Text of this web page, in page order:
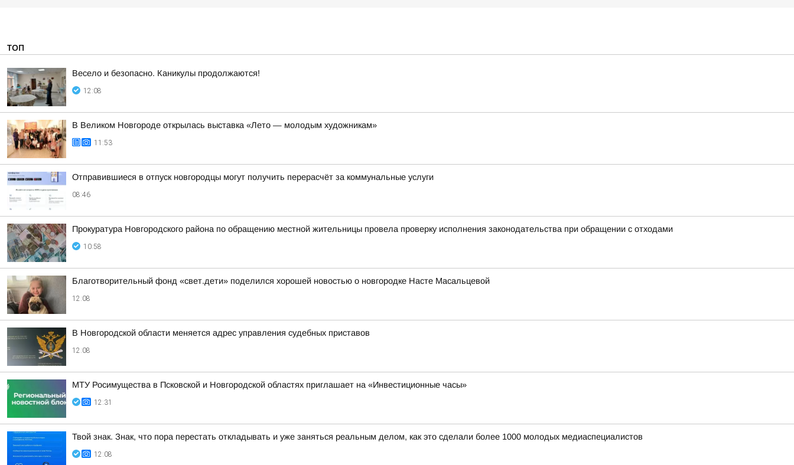
ТОП
Весело и безопасно. Каникулы продолжаются!
12:08
В Великом Новгороде открылась выставка «Лето — молодым художникам»
11:53
Отправившиеся в отпуск новгородцы могут получить перерасчёт за коммунальные услуги
08:46
Прокуратура Новгородского района по обращению местной жительницы провела проверку исполнения законодательства при обращении с отходами
10:58
Благотворительный фонд «свет.дети» поделился хорошей новостью о новгородке Насте Масальцевой
12:08
В Новгородской области меняется адрес управления судебных приставов
12:08
МТУ Росимущества в Псковской и Новгородской областях приглашает на «Инвестиционные часы»
12:31
Твой знак. Знак, что пора перестать откладывать и уже заняться реальным делом, как это сделали более 1000 молодых медиаспециалистов
12:08